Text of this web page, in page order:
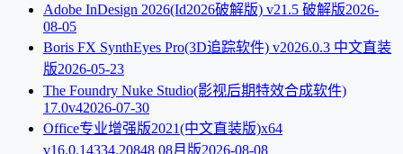
Adobe InDesign 2026(Id2026破解版) v21.5 破解版2026-
08-05
Boris FX SynthEyes Pro(3D追踪软件) v2026.0.3 中文直装
版2026-05-23
The Foundry Nuke Studio(影视后期特效合成软件)
17.0v42026-07-30
Office专业增强版2021(中文直装版)x64
v16.0.14334.20848 08月版2026-08-08